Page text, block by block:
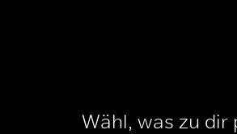
Wähl, was zu dir